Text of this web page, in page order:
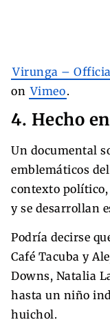
Virunga –
on Vimeo.
4. Hecho
Un documental
emblemáticos
contexto
y se desarrollan
Podría decirse
Café Tacuba y
Downs, Natalia
hasta un niño
huichol.